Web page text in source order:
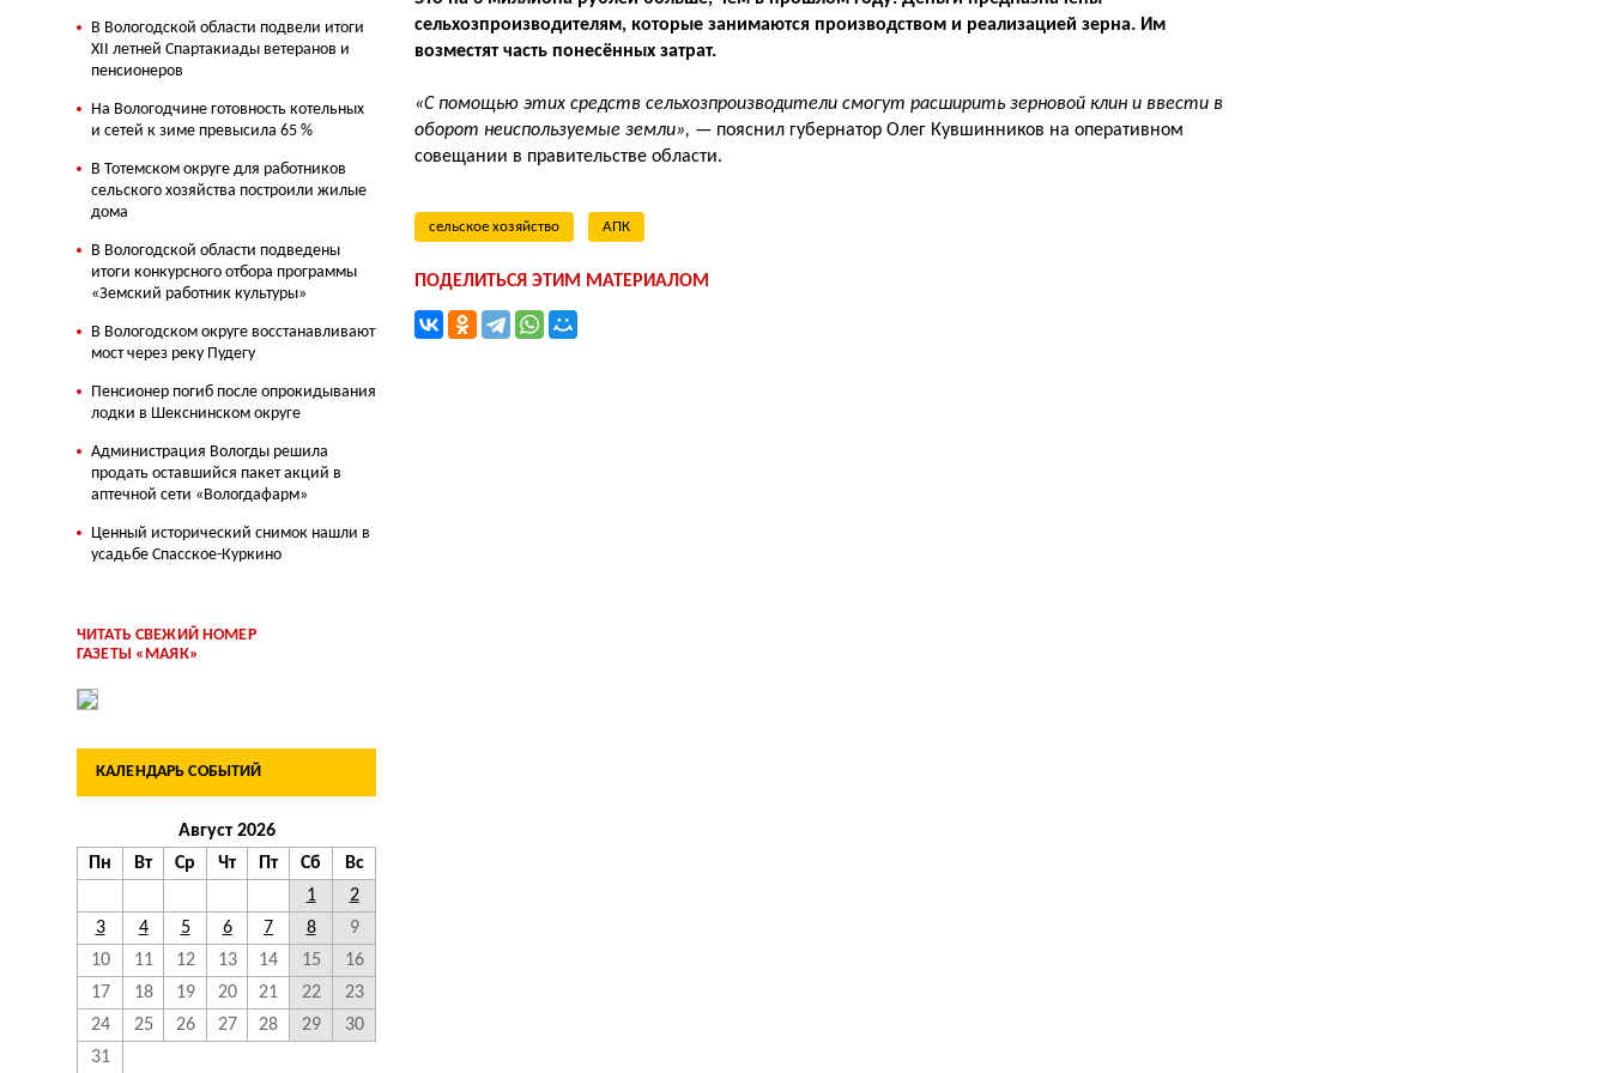
сельхозпроизводителям, которые занимаются производством и реализацией зерна. Им
возместят часть понесённых затрат.
«С помощью этих средств сельхозпроизводители смогут расширить зерновой клин и ввести в
оборот неиспользуемые земли», — пояснил губернатор Олег Кувшинников на оперативном
совещании в правительстве области.
сельское хозяйство АПК
ПОДЕЛИТЬСЯ ЭТИМ МАТЕРИАЛОМ
В Вологодской области подвели итоги
XII летней Спартакиады ветеранов и
пенсионеров
На Вологодчине готовность котельных
и сетей к зиме превысила 65 %
В Тотемском округе для работников
сельского хозяйства построили жилые
дома
В Вологодской области подведены
итоги конкурсного отбора программы
«Земский работник культуры»
В Вологодском округе восстанавливают
мост через реку Пудегу
Пенсионер погиб после опрокидывания
лодки в Шекснинском округе
Администрация Вологды решила
продать оставшийся пакет акций в
аптечной сети «Вологдафарм»
Ценный исторический снимок нашли в
усадьбе Спасское-Куркино
ЧИТАТЬ СВЕЖИЙ НОМЕР
ГАЗЕТЫ «МАЯК»
КАЛЕНДАРЬ СОБЫТИЙ
Август 2026
Пн
Вт Ср Чт Пт Сб
Вс
1
2
3
4 5 6 7 8
9
10
11 12 13 14 15
16
17
18 19 20 21 22
23
24
25 26 27 28 29
30
31